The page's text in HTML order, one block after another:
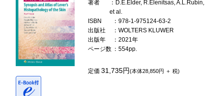
著者
：D.E.Elder, R.Elenitsas, A.L.Rubin,
et al.
ISBN
：978-1-975124-63-2
出版社
：WOLTERS KLUWER
出版年
：2021年
ページ数 ：554pp.
定価31,735円(本体28,850円 ＋ 税)